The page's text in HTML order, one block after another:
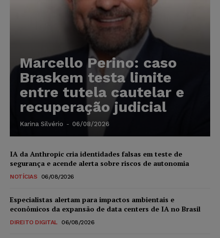
Marcello Perino: caso
Braskem testa limite
entre tutela cautelar e
recuperação judicial
Karina Silvério - 06/08/2026
IA da Anthropic cria identidades falsas em teste de
segurança e acende alerta sobre riscos de autonomia
NOTÍCIAS 06/08/2026
Especialistas alertam para impactos ambientais e
econômicos da expansão de data centers de IA no Brasil
DIREITO DIGITAL 06/08/2026